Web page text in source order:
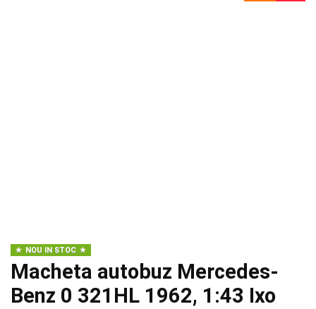
NOU IN STOC
Macheta autobuz Mercedes-
Benz 0 321HL 1962, 1:43 Ixo